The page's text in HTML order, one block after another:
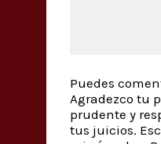
Puedes
Agradezco tu
prudente y
tus juicios.